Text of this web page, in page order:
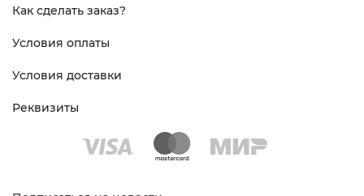
Как сделать заказ?
Условия оплаты
Условия доставки
Реквизиты